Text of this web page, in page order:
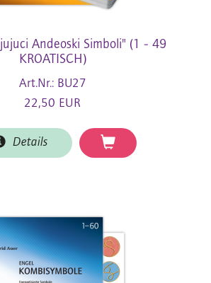
Andeoski Simboli" (1 - 49
KROATISCH)
Art.Nr.: BU27
22,50 EUR
Details